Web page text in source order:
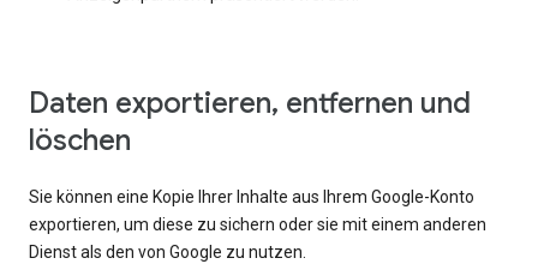
Daten exportieren, entfernen und
löschen
Sie können eine Kopie Ihrer Inhalte aus Ihrem Google-Konto
exportieren, um diese zu sichern oder sie mit einem anderen
Dienst als den von Google zu nutzen.